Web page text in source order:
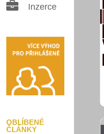
Inzerce
OBLÍBENÉ
ČLÁNKY